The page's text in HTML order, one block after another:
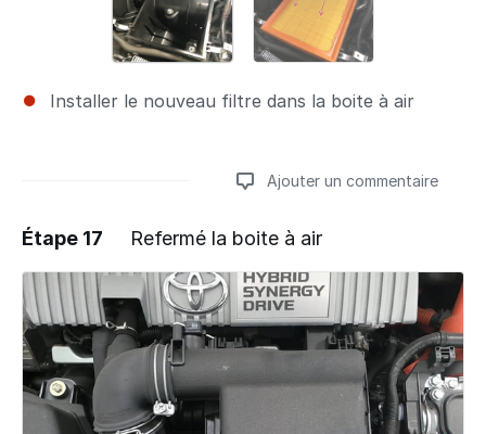
Installer le nouveau filtre dans la boite à air
Ajouter un commentaire
Ajouter un commentaire
Étape 17 Refermé la boite à air